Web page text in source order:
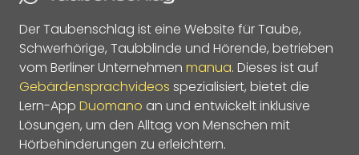
Der Taubenschlag ist eine Website für Taube,
Schwerhörige, Taubblinde und Hörende, betrieben
vom Berliner Unternehmen manua. Dieses ist auf
Gebärdensprachvideos spezialisiert, bietet die
Lern-App Duomano an und entwickelt inklusive
Lösungen, um den Alltag von Menschen mit
Hörbehinderungen zu erleichtern.